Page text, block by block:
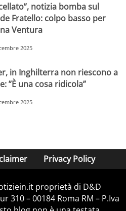
notizia bomba sul
Fratello: colpo basso per
Ventura
2025
in Inghilterra non riescono a
”È una cosa ridicola”
2025
Privacy Policy
proprietà di D&D
310 – 00184 Roma RM – P.Iva